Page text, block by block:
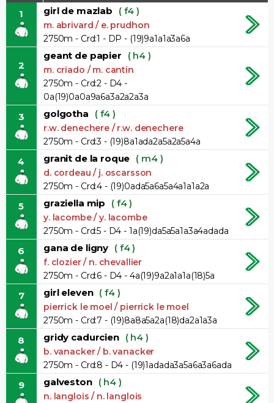
1
girl de mazlab ( f4 )
m. abrivard / e. prudhon
2750m - Crd:1 - DP - (19)9a1a1a3a6a
2
geant de papier ( h4 )
m. criado / m. cantin
2750m - Crd:2 - D4 -
0a(19)0a0a9a6a3a2a2a3a
3 golgotha ( f4 )
r.w. denechere / r.w. denechere
2750m - Crd:3 - (19)8a1ada2a5a2a5a4a
4 granit de la roque ( m4 )
d. cordeau / j. oscarsson
2750m - Crd:4 - (19)0ada5a6a5a4a1a1a2a
5 graziella mip ( f4 )
y. lacombe / y. lacombe
2750m - Crd:5 - D4 - 1a(19)da5a5a1a3a4adada
6 gana de ligny ( f4 )
f. clozier / n. chevallier
2750m - Crd:6 - D4 - 4a(19)9a2a1a1a(18)5a
7 girl eleven ( f4 )
pierrick le moel / pierrick le moel
2750m - Crd:7 - (19)8a8a5a2a(18)da2a1a3a
8 gridy cadurcien ( h4 )
b. vanacker / b. vanacker
2750m - Crd:8 - D4 - (19)1adada3a5a6a3a6ada
9 galveston ( h4 )
n. langlois / n. langlois